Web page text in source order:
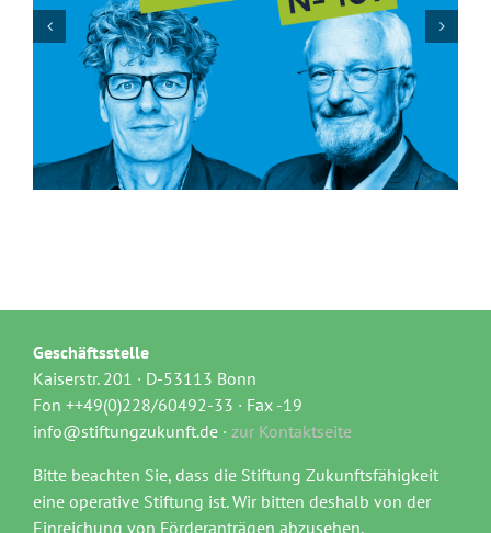
Geschäftsstelle
Kaiserstr. 201 · D-53113 Bonn
Fon ++49(0)228/60492-33 · Fax -19
info@stiftungzukunft.de · zur Kontaktseite
Bitte beachten Sie, dass die Stiftung Zukunftsfähigkeit
eine operative Stiftung ist. Wir bitten deshalb von der
Einreichung von Förderanträgen abzusehen.